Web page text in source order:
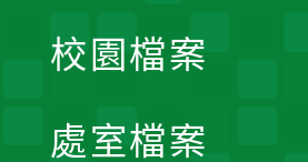
校園檔案
處室檔案